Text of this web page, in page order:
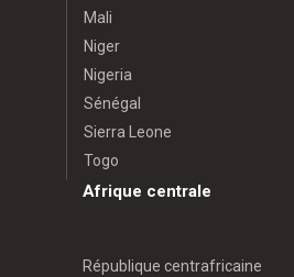
Mali
Niger
Nigeria
Sénégal
Sierra Leone
Togo
Afrique centrale
République centrafricaine